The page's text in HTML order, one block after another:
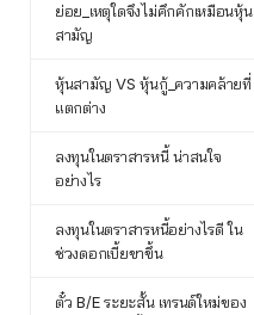
ย่อย_เหตุใดจึงไม่คึกคักเหมือนหุ้น
สามัญ
หุ้นสามัญ VS หุ้นกู้_ความคล้ายที่
แตกต่าง
ลงทุนในตราสารหนี้ น่าสนใจ
อย่างไร
ลงทุนในตราสารหนี้อย่างไรดี ใน
ช่วงดอกเบี้ยขาขึ้น
ตั๋ว B/E ระยะสั้น เทรนด์ใหม่ของ